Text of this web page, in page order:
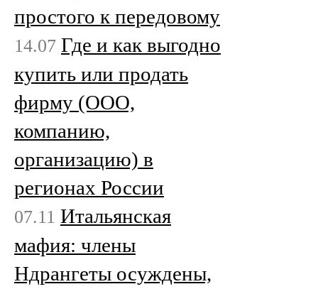
простого к передовому
14.07 Где и как выгодно
купить или продать
фирму (ООО,
компанию,
организацию) в
регионах России
07.11 Итальянская
мафия: члены
Ндрангеты осуждены,